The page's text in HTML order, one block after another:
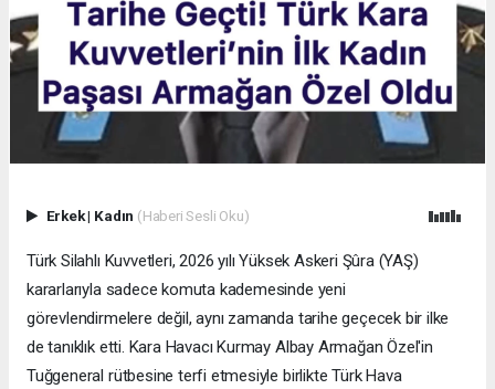
Erkek| Kadın (Haberi Sesli Oku)
Türk Silahlı Kuvvetleri, 2026 yılı Yüksek Askeri Şûra (YAŞ)
kararlarıyla sadece komuta kademesinde yeni
görevlendirmelere değil, aynı zamanda tarihe geçecek bir ilke
de tanıklık etti. Kara Havacı Kurmay Albay Armağan Özel'in
Tuğgeneral rütbesine terfi etmesiyle birlikte Türk Hava